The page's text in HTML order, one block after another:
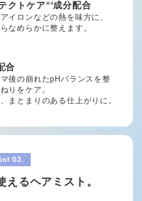
クトケア ※4成分配合
イロンなどの熱を味方に、
なめらかに整えます。
合
後の崩れたpHバランスを整
りをケア。
まとまりのある仕上がりに。
るヘアミスト。